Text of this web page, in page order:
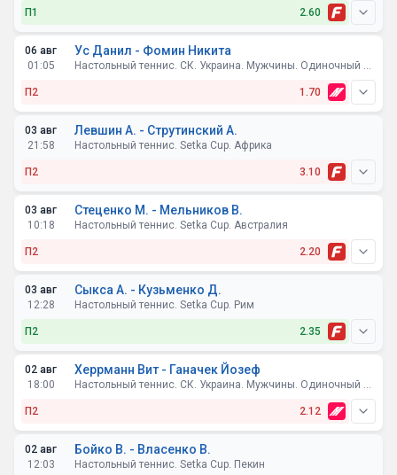
П1 2.60
06 авг
01:05
Ус Данил - Фомин Никита
Настольный теннис. СК. Украина. Мужчины. Одиночный разряд
П2 1.70
03 авг
21:58
Левшин А. - Струтинский А.
Настольный теннис. Setka Cup. Африка
П2 3.10
03 авг
10:18
Стеценко М. - Мельников В.
Настольный теннис. Setka Cup. Австралия
П2 2.20
03 авг
12:28
Сыкса А. - Кузьменко Д.
Настольный теннис. Setka Cup. Рим
П2 2.35
02 авг
18:00
Херрманн Вит - Ганачек Йозеф
Настольный теннис. СК. Украина. Мужчины. Одиночный разряд
П2 2.12
02 авг
12:03
Бойко В. - Власенко В.
Настольный теннис. Setka Cup. Пекин